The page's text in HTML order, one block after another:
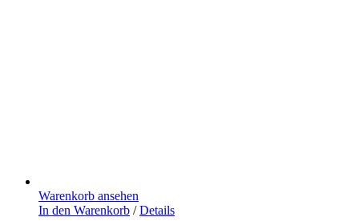
Warenkorb ansehen
In den Warenkorb / Details